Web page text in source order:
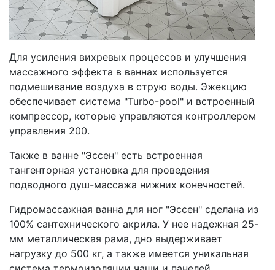
Для усиления вихревых процессов и улучшения
массажного эффекта в ваннах используется
подмешивание воздуха в струю воды. Эжекцию
обеспечивает система "Turbo-pool" и встроенный
компрессор, которые управляются контроллером
управления 200.
Также в ванне "Эссен" есть встроенная
тангенторная установка для проведения
подводного душ-массажа нижних конечностей.
Гидромассажная ванна для ног "Эссен" сделана из
100% сантехнического акрила. У нее надежная 25-
мм металлическая рама, дно выдерживает
нагрузку до 500 кг, а также имеется уникальная